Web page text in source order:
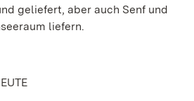
geliefert, aber auch Senf und
liefern.